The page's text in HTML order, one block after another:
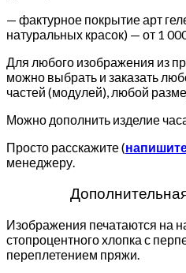
— фактурное покрытие арт
натуральных красок) — от 1
Для любого изображения из
можно выбрать и заказать
частей (модулей), любой
Можно дополнить изделие
Просто расскажите (
менеджеру.
Изображения печатаются на
стопроцентного хлопка с
переплетением пряжи.